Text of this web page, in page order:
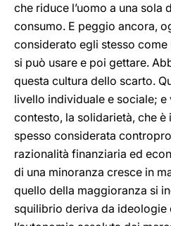
che riduce l’uomo a una sola
consumo. E peggio ancora,
considerato egli stesso
si può usare e poi gettare.
questa cultura dello scarto.
livello individuale e sociale; e
contesto, la solidarietà, che
spesso considerata
razionalità finanziaria ed
di una minoranza cresce in
quello della maggioranza si
squilibrio deriva da ideologie